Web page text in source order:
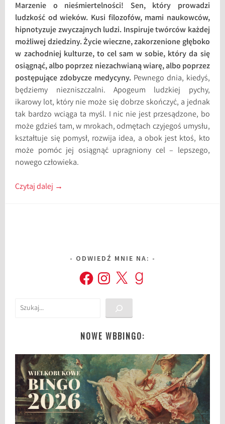
Marzenie o nieśmiertelności! Sen, który prowadzi
ludzkość od wieków. Kusi filozofów, mami naukowców,
hipnotyzuje zwyczajnych ludzi. Inspiruje twórców każdej
możliwej dziedziny. Życie wieczne, zakorzenione głęboko
w zachodniej kulturze, to cel sam w sobie, który da się
osiągnąć, albo poprzez niezachwianą wiarę, albo poprzez
postępujące zdobycze medycyny. Pewnego dnia, kiedyś,
będziemy niezniszczalni. Apogeum ludzkiej pychy,
ikarowy lot, który nie może się dobrze skończyć, a jednak
tak bardzo wciąga ta myśl. I nic nie jest przesądzone, bo
może gdzieś tam, w mrokach, odmętach czyjegoś umysłu,
kształtuje się pomysł, rozwija idea, a obok jest ktoś, kto
może pomóc jej osiągnąć upragniony cel – lepszego,
nowego człowieka.
Czytaj dalej →
ODWIEDŹ MNIE NA:
FacebookInstagram
X Goodreads
Szukaj
NOWE WBBINGO: